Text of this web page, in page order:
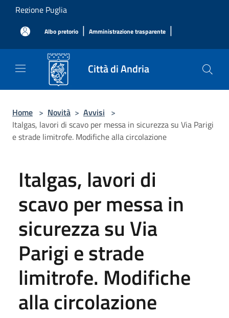
Salta al contenuto principale
Regione Puglia
Albo pretorio | Amministrazione trasparente |
Città di Andria
Home > Novità > Avvisi >
Italgas, lavori di scavo per messa in sicurezza su Via Parigi
e strade limitrofe. Modifiche alla circolazione
Italgas, lavori di
scavo per messa in
sicurezza su Via
Parigi e strade
limitrofe. Modifiche
alla circolazione